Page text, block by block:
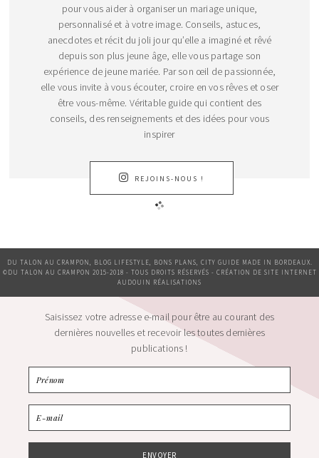
pour vous aider à organiser un mariage unique,
personnalisé et à votre image. Conseils, astuces,
anecdotes et récit du joli jour qu’elle a imaginé et rêvé
depuis son plus jeune âge, elle vous partage son
expérience de jeune mariée. Par son œil de passionnée,
elle vous invite à vous écouter, croire en vos rêves et oser
être vous-même. Véritable guide qui contient des
conseils, des renseignements et des idées pour vous
inspirer
REJOINS-NOUS !
DU TALON AU CRAMPON, BLOG LIFESTYLE, BONS PLANS, CITY GUIDE MADE IN BORDEAUX.
©DU TALON AU CRAMPON 2015-2018 - TOUS DROITS RÉSERVÉS - CRÉATION DE SITE INTERNET
AUDOUIN RÉALISATIONS
Saisissez votre adresse e-mail pour être au courant des
dernières nouvelles et recevoir les toutes dernières
publications !